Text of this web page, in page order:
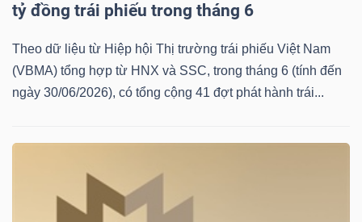
tỷ đồng trái phiếu trong tháng 6
Theo dữ liệu từ Hiệp hội Thị trường trái phiếu Việt Nam
(VBMA) tổng hợp từ HNX và SSC, trong tháng 6 (tính đến
ngày 30/06/2026), có tổng cộng 41 đợt phát hành trái...